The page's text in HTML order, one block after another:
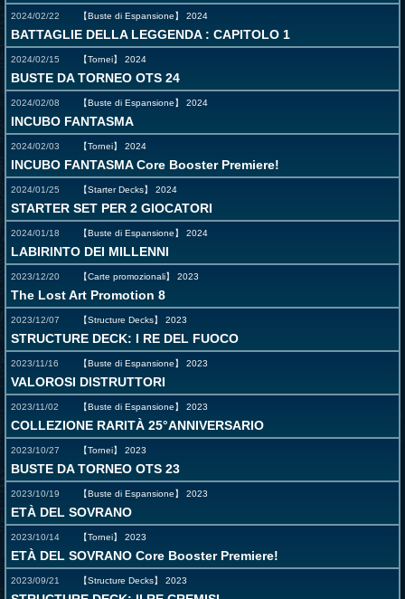
2024/02/22 【Buste di Espansione】 2024
BATTAGLIE DELLA LEGGENDA : CAPITOLO 1
2024/02/15 【Tornei】 2024
BUSTE DA TORNEO OTS 24
2024/02/08 【Buste di Espansione】 2024
INCUBO FANTASMA
2024/02/03 【Tornei】 2024
INCUBO FANTASMA Core Booster Premiere!
2024/01/25 【Starter Decks】 2024
STARTER SET PER 2 GIOCATORI
2024/01/18 【Buste di Espansione】 2024
LABIRINTO DEI MILLENNI
2023/12/20 【Carte promozionali】 2023
The Lost Art Promotion 8
2023/12/07 【Structure Decks】 2023
STRUCTURE DECK: I RE DEL FUOCO
2023/11/16 【Buste di Espansione】 2023
VALOROSI DISTRUTTORI
2023/11/02 【Buste di Espansione】 2023
COLLEZIONE RARITÀ 25°ANNIVERSARIO
2023/10/27 【Tornei】 2023
BUSTE DA TORNEO OTS 23
2023/10/19 【Buste di Espansione】 2023
ETÀ DEL SOVRANO
2023/10/14 【Tornei】 2023
ETÀ DEL SOVRANO Core Booster Premiere!
2023/09/21 【Structure Decks】 2023